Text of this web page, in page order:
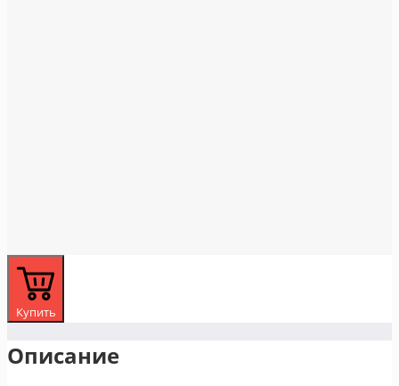
Купить
Описание